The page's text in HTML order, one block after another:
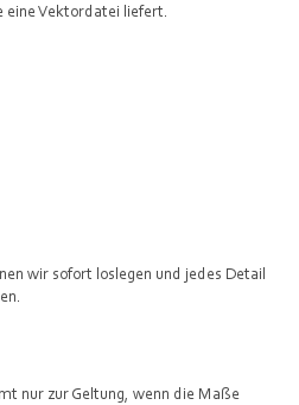
eine Vektordatei liefert.
wir sofort loslegen und jedes Detail
nur zur Geltung, wenn die Maße